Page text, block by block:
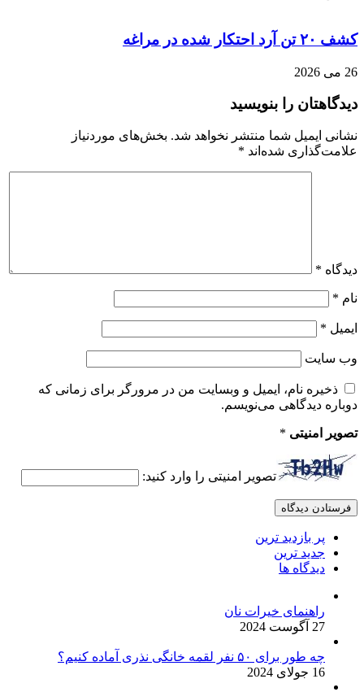
کشف ۲۰ تن آرد احتکار شده در مراغه
26 می 2026
دیدگاهتان را بنویسید
نشانی ایمیل شما منتشر نخواهد شد. بخش‌های موردنیاز
علامت‌گذاری شده‌اند *
دیدگاه *
نام *
ایمیل *
وب‌ سایت
ذخیره نام، ایمیل و وبسایت من در مرورگر برای زمانی که
دوباره دیدگاهی می‌نویسم.
تصویر امنیتی *
تصویر امنیتی را وارد کنید:
پر بازدید ترین
جدید ترین
دیدگاه ها
راهنمای خیرات نان
27 آگوست 2024
چه طور برای ۵۰ نفر لقمه خانگی نذری آماده کنیم؟
16 جولای 2024